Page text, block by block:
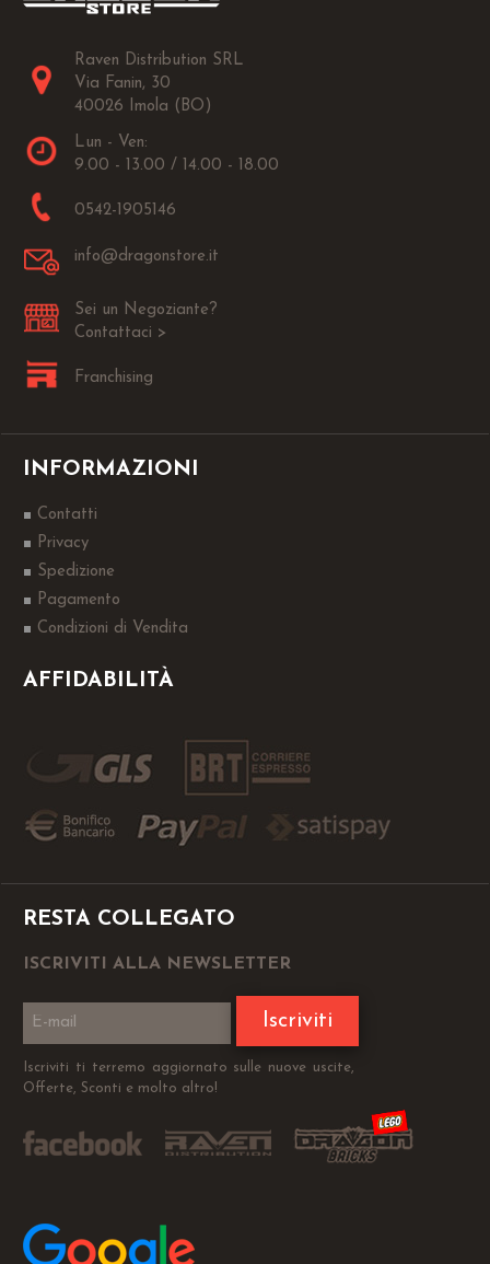
Raven Distribution SRL
Via Fanin, 30
40026 Imola (BO)
Lun - Ven:
9.00 - 13.00 / 14.00 - 18.00
0542-1905146
info@dragonstore.it
Sei un Negoziante?
Contattaci >
Franchising
INFORMAZIONI
Contatti
Privacy
Spedizione
Pagamento
Condizioni di Vendita
AFFIDABILITÀ
RESTA COLLEGATO
ISCRIVITI ALLA NEWSLETTER
Iscriviti
Iscriviti ti terremo aggiornato sulle nuove uscite,
Offerte, Sconti e molto altro!